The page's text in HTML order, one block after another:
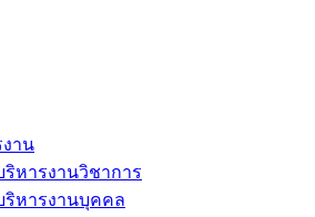
าน
หารงานวิชาการ
ริหารงานบุคคล